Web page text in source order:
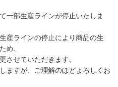
一部生産ラインが停止いたしま
産ラインの停止により商品の生
め、
させていただきます。
ますが、ご理解のほどよろしくお